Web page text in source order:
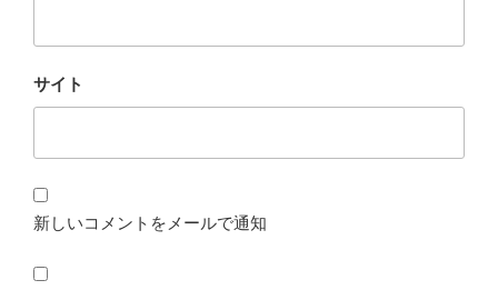
サイト
新しいコメントをメールで通知